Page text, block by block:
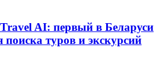
AI: первый в Беларуси
туров и экскурсий